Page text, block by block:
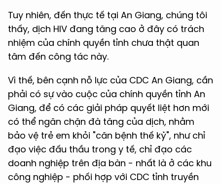
Tuy nhiên, đến thực tế tại An Giang, chúng tôi
thấy, dịch HIV đang tăng cao ở đây có trách
nhiệm của chính quyền tỉnh chưa thật quan
tâm đến công tác này.
Vì thế, bên cạnh nỗ lực của CDC An Giang, cần
phải có sự vào cuộc của chính quyền tỉnh An
Giang, để có các giải pháp quyết liệt hơn mới
có thể ngăn chặn đà tăng của dịch, nhằm
bảo vệ trẻ em khỏi "căn bệnh thế kỷ", như chỉ
đạo việc đấu thầu trong y tế, chỉ đạo các
doanh nghiệp trên địa bàn - nhất là ở các khu
công nghiệp - phối hợp với CDC tỉnh truyền